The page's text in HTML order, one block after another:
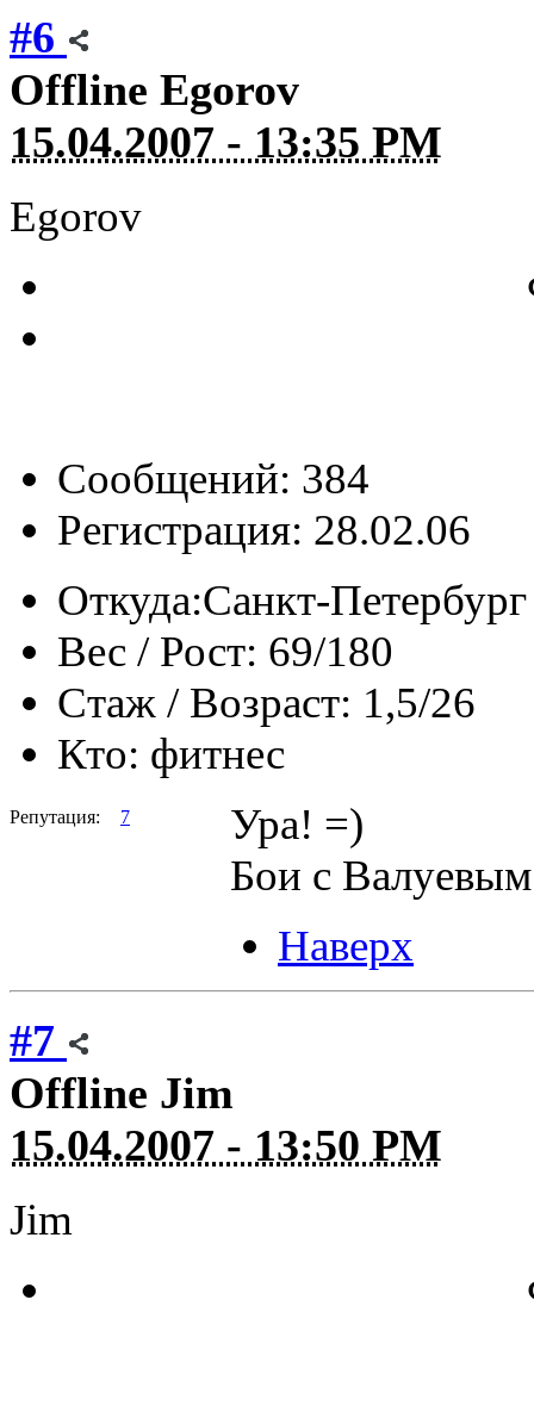
#6
Offline Egorov
15.04.2007 - 13:35 PM
Egorov
Сообщений: 384
Регистрация: 28.02.06
Откуда:Санкт-Петербург
Вес / Рост: 69/180
Стаж / Возраст: 1,5/26
Кто: фитнес
Репутация: 7
Ура! =)
Бои с Валуевым
Наверх
#7
Offline Jim
15.04.2007 - 13:50 PM
Jim